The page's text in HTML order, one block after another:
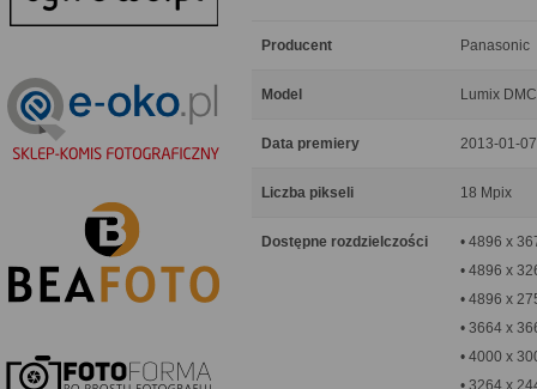
Producent Panasonic
Model Lumix
Data premiery 2013-01-07
Liczba pikseli 18 Mpix
Dostępne rozdzielczości
• 4896 x
• 4896 x
• 4896 x
• 3664 x
• 4000 x
• 3264 x